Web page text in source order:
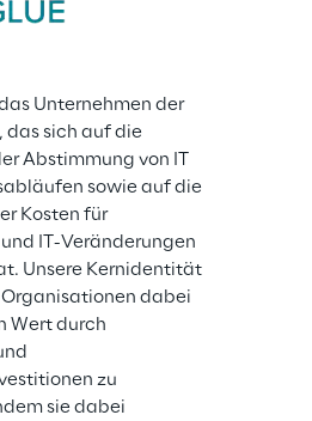
Unternehmen der
das sich auf die
Abstimmung von IT
sowie auf die
Kosten für
IT-Veränderungen
Unsere Kernidentität
dabei
Wert durch
zu
sie dabei